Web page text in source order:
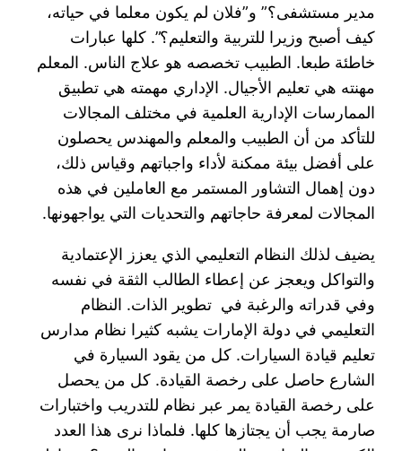
مدير مستشفى؟” و”فلان لم يكون معلما في حياته،
كيف أصبح وزيرا للتربية والتعليم؟”. كلها عبارات
خاطئة طبعا. الطبيب تخصصه هو علاج الناس. المعلم
مهنته هي تعليم الأجيال. الإداري مهمته هي تطبيق
الممارسات الإدارية العلمية في مختلف المجالات
للتأكد من أن الطبيب والمعلم والمهندس يحصلون
على أفضل بيئة ممكنة لأداء واجباتهم وقياس ذلك،
دون إهمال التشاور المستمر مع العاملين في هذه
المجالات لمعرفة حاجاتهم والتحديات التي يواجهونها.
يضيف لذلك النظام التعليمي الذي يعزز الإعتمادية
والتواكل ويعجز عن إعطاء الطالب الثقة في نفسه
وفي قدراته والرغبة في تطوير الذات. النظام
التعليمي في دولة الإمارات يشبه كثيرا نظام مدارس
تعليم قيادة السيارات. كل من يقود السيارة في
الشارع حاصل على رخصة القيادة. كل من يحصل
على رخصة القيادة يمر عبر نظام للتدريب واختبارات
صارمة يجب أن يجتازها كلها. فلماذا نرى هذا العدد